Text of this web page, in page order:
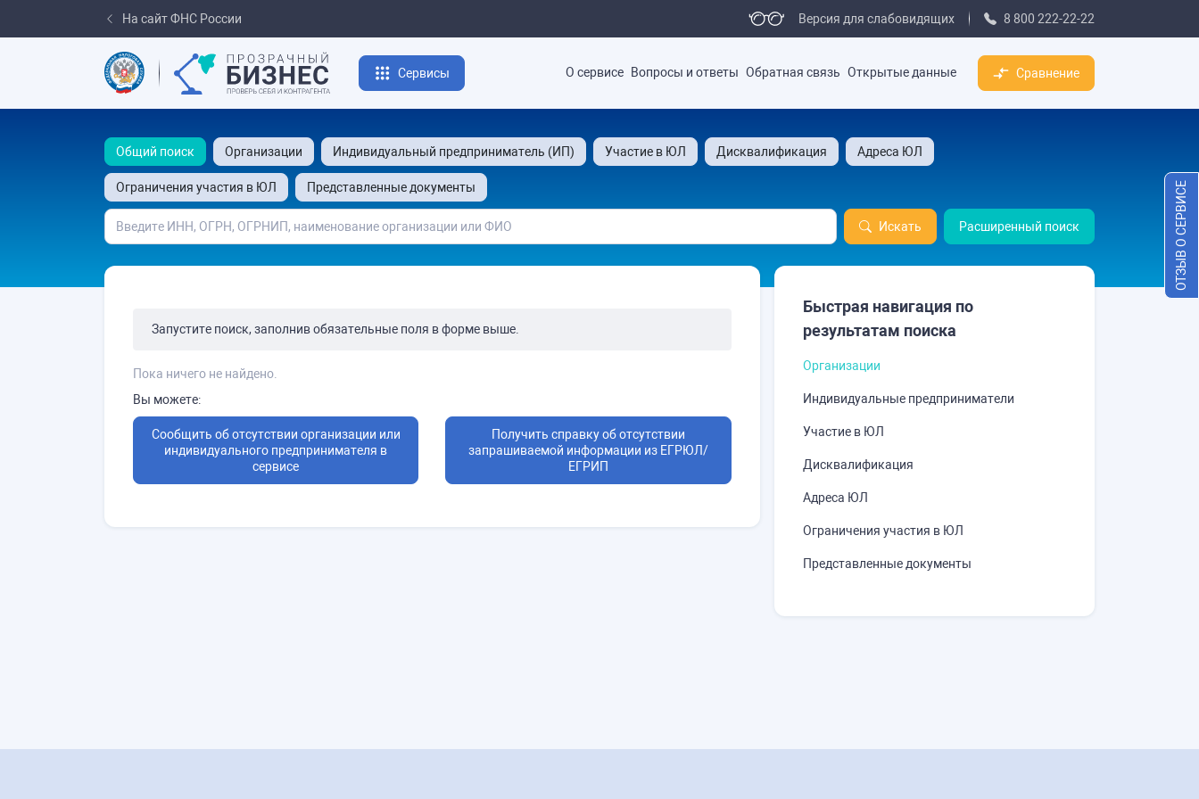
На сайт ФНС России Версия для слабовидящих 8 800 222-22-22
Сервисы О сервисе Вопросы и ответы Обратная связь Открытые данные Сравнение
Общий поиск Организации Индивидуальный предприниматель (ИП) Участие в ЮЛ Дисквалификация Адреса ЮЛ
Ограничения участия в ЮЛ Представленные документы
Искать Расширенный поиск
Быстрая навигация по
результатам поиска
Организации
Индивидуальные предприниматели
Участие в ЮЛ
Дисквалификация
Адреса ЮЛ
Ограничения участия в ЮЛ
Представленные документы
Запустите поиск, заполнив обязательные поля в форме выше.
Пока ничего не найдено.
Вы можете:
Сообщить об отсутствии организации или
индивидуального предпринимателя в
сервисе
Получить справку об отсутствии
запрашиваемой информации из ЕГРЮЛ/
ЕГРИП
ОТЗЫВ О СЕРВИСЕ